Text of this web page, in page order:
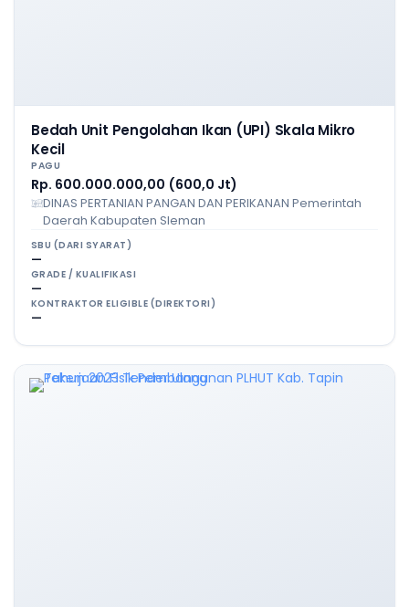
Bedah Unit Pengolahan Ikan (UPI) Skala Mikro
Kecil
PAGU
Rp. 600.000.000,00 (600,0 Jt)
DINAS PERTANIAN PANGAN DAN PERIKANAN Pemerintah
Daerah Kabupaten Sleman
SBU (DARI SYARAT)
—
GRADE / KUALIFIKASI
—
KONTRAKTOR ELIGIBLE (DIREKTORI)
—